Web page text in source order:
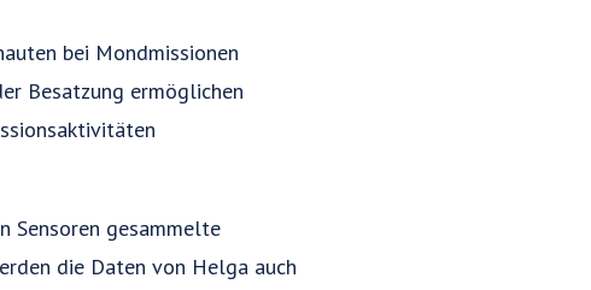
bei Mondmissionen
Besatzung ermöglichen
Sensoren gesammelte
die Daten von Helga auch